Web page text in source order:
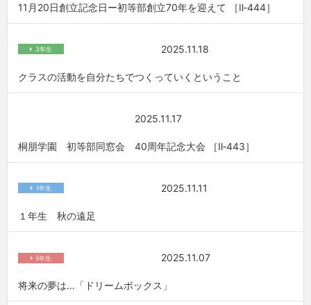
11月20日創立記念日ー初等部創立70年を迎えて ［Ⅱ‐444］
クラスの活動を自分たちでつくっていくということ
3年生 2025.11.18
桐朋学園 初等部同窓会 40周年記念大会 ［Ⅱ‐443］
2025.11.17
１年生 秋の遠足
1年生 2025.11.11
将来の夢は…「ドリームボックス」
5年生 2025.11.07